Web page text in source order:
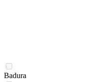
Badura